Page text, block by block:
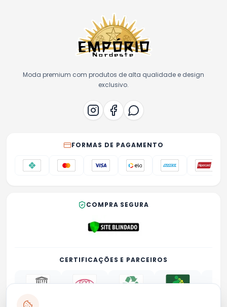
Moda premium com produtos de alta qualidade e design
exclusivo.
FORMAS DE PAGAMENTO
COMPRA SEGURA
CERTIFICAÇÕES E PARCEIROS